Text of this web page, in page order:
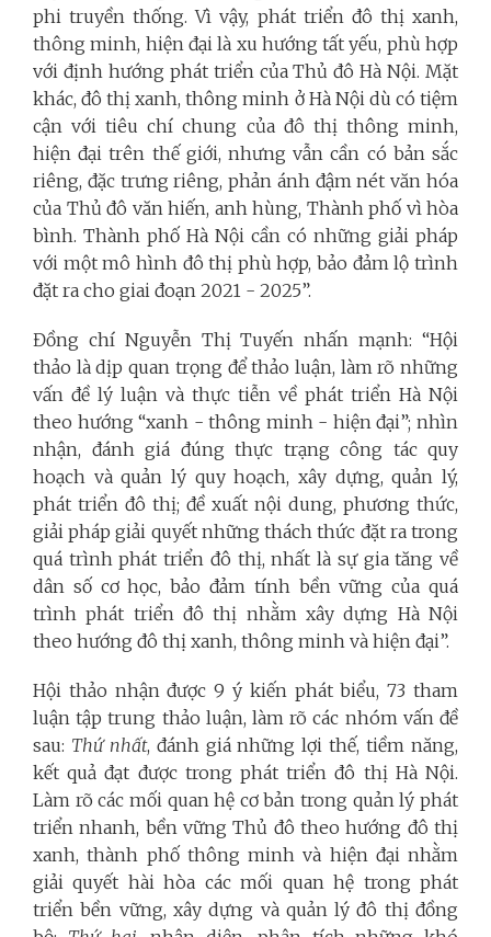
phi truyền thống. Vì vậy, phát triển đô thị xanh,
thông minh, hiện đại là xu hướng tất yếu, phù hợp
với định hướng phát triển của Thủ đô Hà Nội. Mặt
khác, đô thị xanh, thông minh ở Hà Nội dù có tiệm
cận với tiêu chí chung của đô thị thông minh,
hiện đại trên thế giới, nhưng vẫn cần có bản sắc
riêng, đặc trưng riêng, phản ánh đậm nét văn hóa
của Thủ đô văn hiến, anh hùng, Thành phố vì hòa
bình. Thành phố Hà Nội cần có những giải pháp
với một mô hình đô thị phù hợp, bảo đảm lộ trình
đặt ra cho giai đoạn 2021 - 2025”.
Đồng chí Nguyễn Thị Tuyến nhấn mạnh: “Hội
thảo là dịp quan trọng để thảo luận, làm rõ những
vấn đề lý luận và thực tiễn về phát triển Hà Nội
theo hướng “xanh - thông minh - hiện đại”; nhìn
nhận, đánh giá đúng thực trạng công tác quy
hoạch và quản lý quy hoạch, xây dựng, quản lý,
phát triển đô thị; đề xuất nội dung, phương thức,
giải pháp giải quyết những thách thức đặt ra trong
quá trình phát triển đô thị, nhất là sự gia tăng về
dân số cơ học, bảo đảm tính bền vững của quá
trình phát triển đô thị nhằm xây dựng Hà Nội
theo hướng đô thị xanh, thông minh và hiện đại”.
Hội thảo nhận được 9 ý kiến phát biểu, 73 tham
luận tập trung thảo luận, làm rõ các nhóm vấn đề
sau: Thứ nhất, đánh giá những lợi thế, tiềm năng,
kết quả đạt được trong phát triển đô thị Hà Nội.
Làm rõ các mối quan hệ cơ bản trong quản lý phát
triển nhanh, bền vững Thủ đô theo hướng đô thị
xanh, thành phố thông minh và hiện đại nhằm
giải quyết hài hòa các mối quan hệ trong phát
triển bền vững, xây dựng và quản lý đô thị đồng